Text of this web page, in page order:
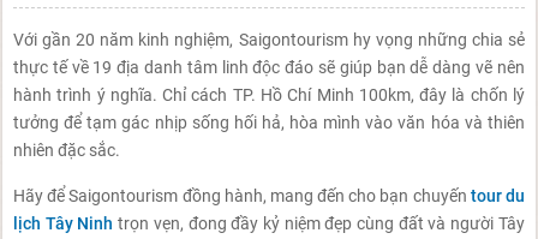
Với gần 20 năm kinh nghiệm, Saigontourism hy vọng những chia sẻ
thực tế về 19 địa danh tâm linh độc đáo sẽ giúp bạn dễ dàng vẽ nên
hành trình ý nghĩa. Chỉ cách TP. Hồ Chí Minh 100km, đây là chốn lý
tưởng để tạm gác nhịp sống hối hả, hòa mình vào văn hóa và thiên
nhiên đặc sắc.
Hãy để Saigontourism đồng hành, mang đến cho bạn chuyến tour du
lịch Tây Ninh trọn vẹn, đong đầy kỷ niệm đẹp cùng đất và người Tây